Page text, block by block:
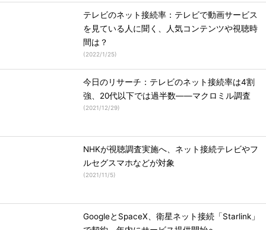
テレビのネット接続率：テレビで動画サービス
を見ている人に聞く、人気コンテンツや視聴時
間は？
(2022/1/25)
今日のリサーチ：テレビのネット接続率は4割
強、20代以下では過半数――マクロミル調査
(2021/12/29)
NHKが視聴調査実施へ、ネット接続テレビやフ
ルセグスマホなどが対象
(2021/11/5)
GoogleとSpaceX、衛星ネット接続「Starlink」